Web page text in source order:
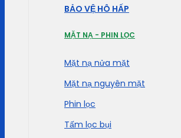
BẢO VỆ HÔ HẤP
MẶT NẠ - PHIN LỌC
Mặt nạ nửa mặt
Mặt nạ nguyên mặt
Phin lọc
Tấm lọc bụi